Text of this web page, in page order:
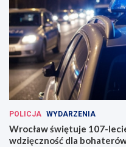
POLICJA WYDARZENIA
Wrocław świętuje 107-
wdzięczność dla